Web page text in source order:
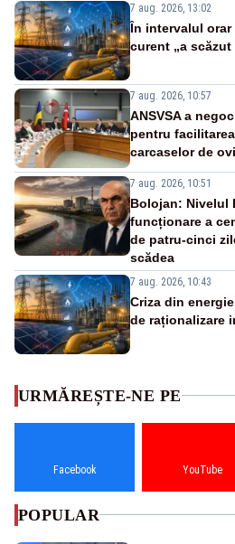
7 aug. 2026, 13:02
În intervalul
curent „a scăzut
7 aug. 2026, 10:57
ANSVSA a
pentru
carcaselor de
7 aug. 2026, 10:51
Bolojan: Nivelul
funcționare a
de patru-cinci
scădea
7 aug. 2026, 10:43
Criza din
de raționalizare
URMĂREȘTE-NE PE
Facebook YouTube
POPULAR